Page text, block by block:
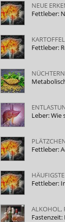
NEUE
Fettleber:
Fettleber:
Leber: Wie
Fettleber:
Fettleber:
ALKOHOL,